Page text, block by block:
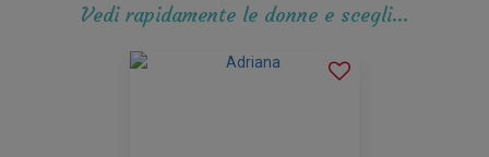
Vedi rapidamente le donne e scegli…